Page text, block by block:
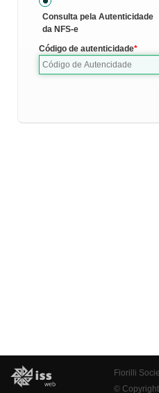
Consulta pela Autenticidade
da NFS-e
Código de autenticidade
Fiorilli
©